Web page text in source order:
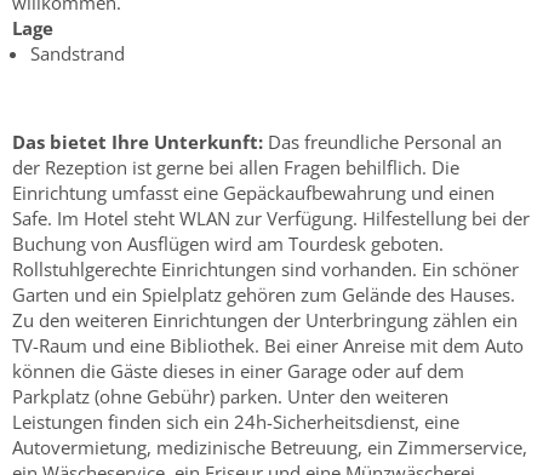
Lage
Sandstrand
Das bietet Ihre Unterkunft: Das freundliche Personal an
der Rezeption ist gerne bei allen Fragen behilflich. Die
Einrichtung umfasst eine Gepäckaufbewahrung und einen
Safe. Im Hotel steht WLAN zur Verfügung. Hilfestellung bei der
Buchung von Ausflügen wird am Tourdesk geboten.
Rollstuhlgerechte Einrichtungen sind vorhanden. Ein schöner
Garten und ein Spielplatz gehören zum Gelände des Hauses.
Zu den weiteren Einrichtungen der Unterbringung zählen ein
TV-Raum und eine Bibliothek. Bei einer Anreise mit dem Auto
können die Gäste dieses in einer Garage oder auf dem
Parkplatz (ohne Gebühr) parken. Unter den weiteren
Leistungen finden sich ein 24h-Sicherheitsdienst, eine
Autovermietung, medizinische Betreuung, ein Zimmerservice,